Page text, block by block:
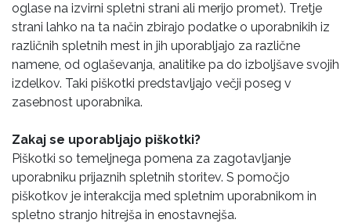
oglase na izvirni spletni strani ali merijo promet). Tretje
strani lahko na ta način zbirajo podatke o uporabnikih iz
različnih spletnih mest in jih uporabljajo za različne
namene, od oglaševanja, analitike pa do izboljšave svojih
izdelkov. Taki piškotki predstavljajo večji poseg v
zasebnost uporabnika.
Zakaj se uporabljajo piškotki?
Piškotki so temeljnega pomena za zagotavljanje
uporabniku prijaznih spletnih storitev. S pomočjo
piškotkov je interakcija med spletnim uporabnikom in
spletno stranjo hitrejša in enostavnejša.